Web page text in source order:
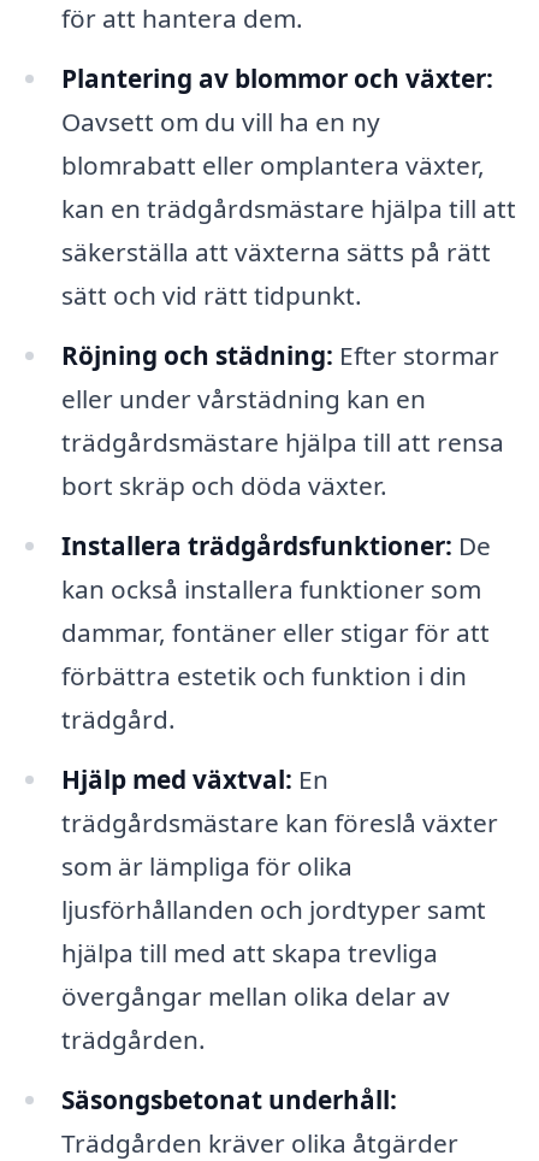
för att hantera dem.
Plantering av blommor och växter:
Oavsett om du vill ha en ny
blomrabatt eller omplantera växter,
kan en trädgårdsmästare hjälpa till att
säkerställa att växterna sätts på rätt
sätt och vid rätt tidpunkt.
Röjning och städning: Efter stormar
eller under vårstädning kan en
trädgårdsmästare hjälpa till att rensa
bort skräp och döda växter.
Installera trädgårdsfunktioner: De
kan också installera funktioner som
dammar, fontäner eller stigar för att
förbättra estetik och funktion i din
trädgård.
Hjälp med växtval: En
trädgårdsmästare kan föreslå växter
som är lämpliga för olika
ljusförhållanden och jordtyper samt
hjälpa till med att skapa trevliga
övergångar mellan olika delar av
trädgården.
Säsongsbetonat underhåll:
Trädgården kräver olika åtgärder